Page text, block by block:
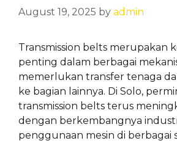
August 19, 2025 by admin
Transmission belts merupakan
penting dalam berbagai
memerlukan transfer tenaga
ke bagian lainnya. Di Solo,
transmission belts terus
dengan berkembangnya
penggunaan mesin di berbagai